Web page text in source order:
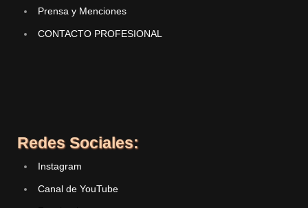
Prensa y Menciones
CONTACTO PROFESIONAL
Redes Sociales:
Instagram
Canal de YouTube